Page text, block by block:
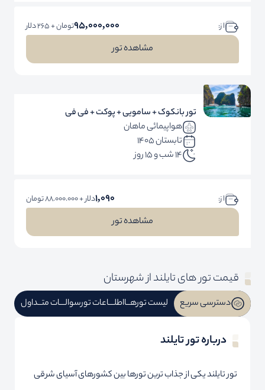
ا ز: 95,000,000تومان + 265 دلار
مشاهده تور
تور بانکوک + سامویی + پوکت + فی فی
هواپیمائی ماهان
تابستان 1405
14 شب و 15 روز
ا ز: 1,090دلار + 88.000.000 تومان
مشاهده تور
قیمت تور های تایلند از شهرستان
دسترسی سریع لیست تورهــااطلـــاعات تورسوالـــات متــداول
درباره تور تایلند
تور تایلند یکی از جذاب ترین تورها بین کشورهای آسیای شرقی